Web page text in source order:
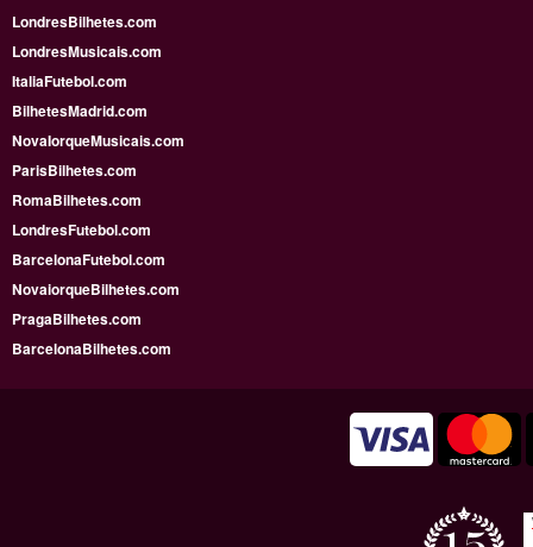
LondresBilhetes.com
LondresMusicais.com
ItaliaFutebol.com
BilhetesMadrid.com
NovaIorqueMusicais.com
ParisBilhetes.com
RomaBilhetes.com
LondresFutebol.com
BarcelonaFutebol.com
NovaiorqueBilhetes.com
PragaBilhetes.com
BarcelonaBilhetes.com